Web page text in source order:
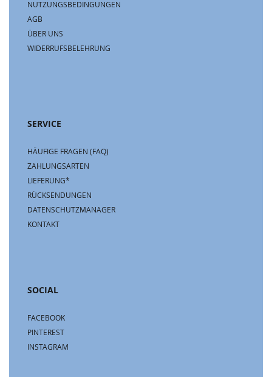
NUTZUNGSBEDINGUNGEN
AGB
ÜBER UNS
WIDERRUFSBELEHRUNG
SERVICE
HÄUFIGE FRAGEN (FAQ)
ZAHLUNGSARTEN
LIEFERUNG*
RÜCKSENDUNGEN
DATENSCHUTZMANAGER
KONTAKT
SOCIAL
FACEBOOK
PINTEREST
INSTAGRAM